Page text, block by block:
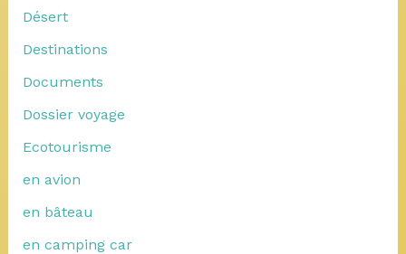
Désert
Destinations
Documents
Dossier voyage
Ecotourisme
en avion
en bâteau
en camping car